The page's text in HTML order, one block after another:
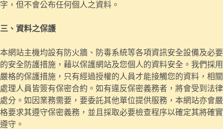
字，但不會公布任何個人之資料。
三、資料之保護
本網站主機均設有防火牆、防毒系統等各項資訊安全設備及必要
的安全防護措施，藉以保護網站及您個人的資料安全。我們採用
嚴格的保護措施，只有經過授權的人員才能接觸您的資料，相關
處理人員皆簽有保密合約。如有違反保密義務者，將會受到法律
處分。如因業務需要，要委託其他單位提供服務，本網站亦會嚴
格要求其遵守保密義務，並且採取必要檢查程序以確定其將確實
遵守。